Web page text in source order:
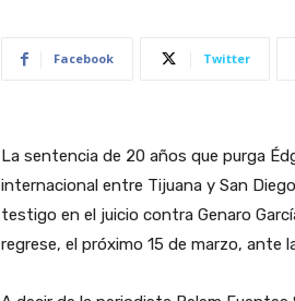
Facebook Twitter
La sentencia de 20 años que purga
internacional entre Tijuana y San
testigo en el juicio contra Genaro
regrese, el próximo 15 de marzo, ante